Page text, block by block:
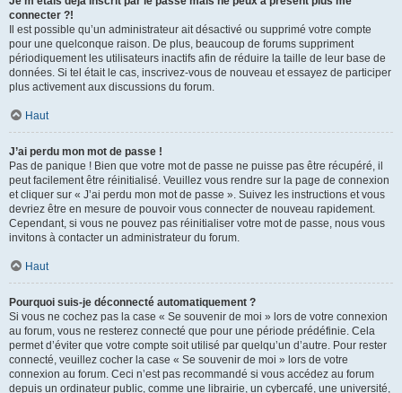
connecter ?!
Il est possible qu’un administrateur ait désactivé ou supprimé votre compte
pour une quelconque raison. De plus, beaucoup de forums suppriment
périodiquement les utilisateurs inactifs afin de réduire la taille de leur base de
données. Si tel était le cas, inscrivez-vous de nouveau et essayez de participer
plus activement aux discussions du forum.
Haut
J’ai perdu mon mot de passe !
Pas de panique ! Bien que votre mot de passe ne puisse pas être récupéré, il
peut facilement être réinitialisé. Veuillez vous rendre sur la page de connexion
et cliquer sur « J’ai perdu mon mot de passe ». Suivez les instructions et vous
devriez être en mesure de pouvoir vous connecter de nouveau rapidement.
Cependant, si vous ne pouvez pas réinitialiser votre mot de passe, nous vous
invitons à contacter un administrateur du forum.
Haut
Pourquoi suis-je déconnecté automatiquement ?
Si vous ne cochez pas la case « Se souvenir de moi » lors de votre connexion
au forum, vous ne resterez connecté que pour une période prédéfinie. Cela
permet d’éviter que votre compte soit utilisé par quelqu’un d’autre. Pour rester
connecté, veuillez cocher la case « Se souvenir de moi » lors de votre
connexion au forum. Ceci n’est pas recommandé si vous accédez au forum
depuis un ordinateur public, comme une librairie, un cybercafé, une université,